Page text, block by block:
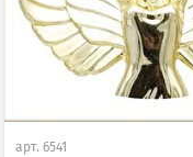
арт.6541